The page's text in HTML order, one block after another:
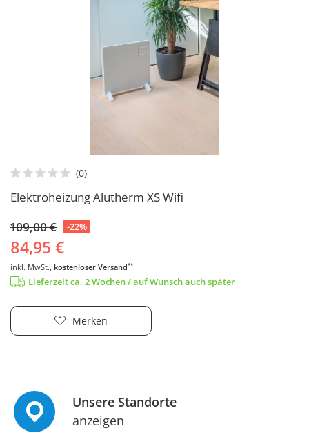
Elektroheizung Alutherm XS Wifi
109,00 €
-22%
84,95 €
inkl. MwSt., kostenloser Versand**
Lieferzeit ca. 2 Wochen / auf Wunsch auch später
Merken
Unsere Standorte
anzeigen